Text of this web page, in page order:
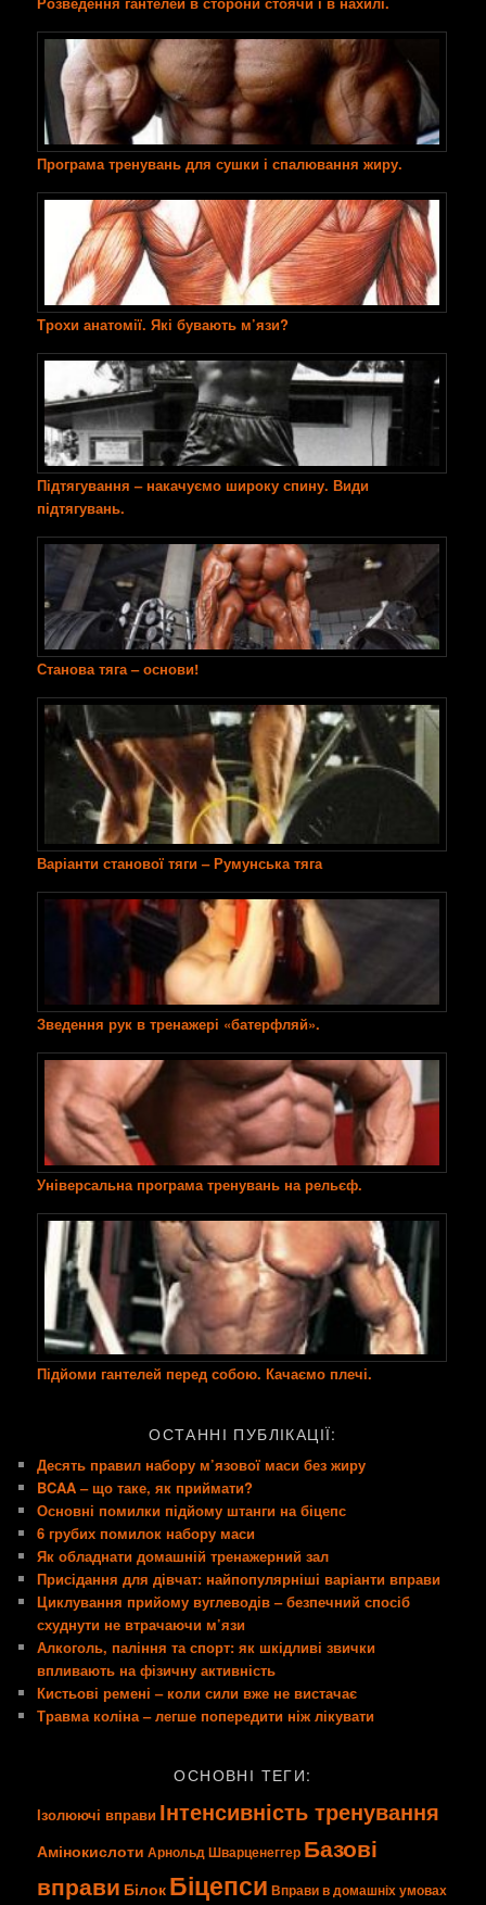
Програма тренувань для сушки і спалювання жиру.
Трохи анатомії. Які бувають м’язи?
Підтягування – накачуємо широку спину. Види
підтягувань.
Станова тяга – основи!
Варіанти станової тяги – Румунська тяга
Зведення рук в тренажері «батерфляй».
Універсальна програма тренувань на рельєф.
Підйоми гантелей перед собою. Качаємо плечі.
ОСТАННІ ПУБЛІКАЦІЇ:
Десять правил набору м’язової маси без жиру
BCAA – що таке, як приймати?
Основні помилки підйому штанги на біцепс
6 грубих помилок набору маси
Як обладнати домашній тренажерний зал
Присідання для дівчат: найпопулярніші варіанти вправи
Циклування прийому вуглеводів – безпечний спосіб
схуднути не втрачаючи м’язи
Алкоголь, паління та спорт: як шкідливі звички
впливають на фізичну активність
Кистьові ремені – коли сили вже не вистачає
Травма коліна – легше попередити ніж лікувати
ОСНОВНІ ТЕГИ:
Ізолюючі вправи Інтенсивність тренування
Амінокислоти Арнольд Шварценеггер Базові
вправи Білок Біцепси Вправи в домашніх умовах